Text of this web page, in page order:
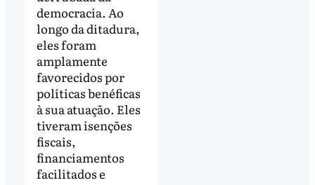
democracia. Ao
longo da ditadura,
eles foram
amplamente
favorecidos por
políticas benéficas
à sua atuação. Eles
tiveram isenções
fiscais,
financiamentos
facilitados e